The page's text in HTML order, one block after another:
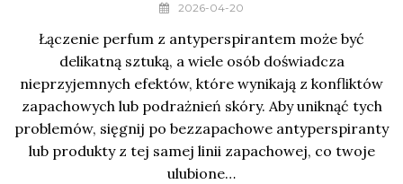
2026-04-20
Łączenie perfum z antyperspirantem może być
delikatną sztuką, a wiele osób doświadcza
nieprzyjemnych efektów, które wynikają z konfliktów
zapachowych lub podrażnień skóry. Aby uniknąć tych
problemów, sięgnij po bezzapachowe antyperspiranty
lub produkty z tej samej linii zapachowej, co twoje
ulubione…